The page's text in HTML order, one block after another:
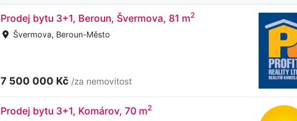
Prodej bytu 3+1, Beroun, Švermova, 81 m2
Švermova, Beroun-Město
7 500 000 Kč /za nemovitost
Prodej bytu 3+1, Komárov, 70 m2